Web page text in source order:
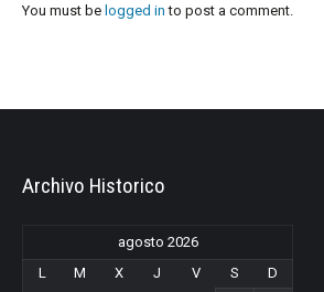
You must be logged in to post a comment.
Archivo Historico
agosto 2026
L
M X J V S
D